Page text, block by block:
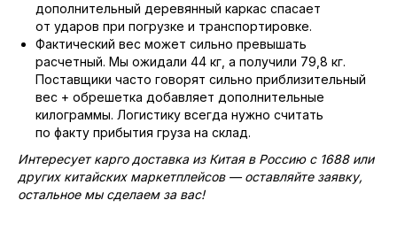
дополнительный деревянный каркас спасает
от ударов при погрузке и транспортировке.
Фактический вес может сильно превышать
расчетный. Мы ожидали 44 кг, а получили 79,8 кг.
Поставщики часто говорят сильно приблизительный
вес + обрешетка добавляет дополнительные
килограммы. Логистику всегда нужно считать
по факту прибытия груза на склад.
Интересует карго доставка из Китая в Россию с 1688 или
других китайских маркетплейсов — оставляйте заявку,
остальное мы сделаем за вас!